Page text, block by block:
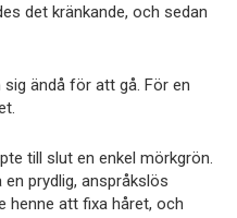
det kränkande, och sedan
ändå för att gå. För en
till slut en enkel mörkgrön.
prydlig, anspråkslös
henne att fixa håret, och